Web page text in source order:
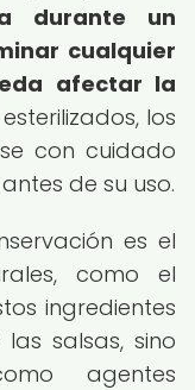
durante un
cualquier
afectar la
los
con cuidado
de su uso.
es el
como el
ingredientes
salsas, sino
agentes